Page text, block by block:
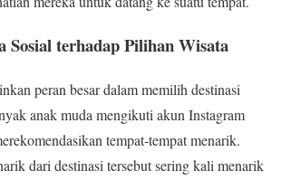
Sosial terhadap Pilihan Wisata
peran besar dalam memilih destinasi
anak muda mengikuti akun Instagram
tempat-tempat menarik.
dari destinasi tersebut sering kali menarik